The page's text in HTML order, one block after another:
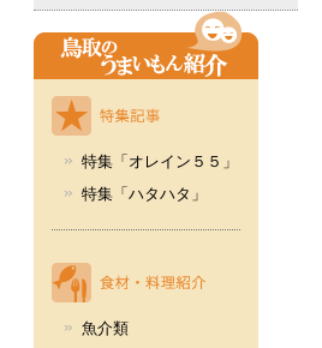
特集「オレイン５５」
特集「ハタハタ」
魚介類